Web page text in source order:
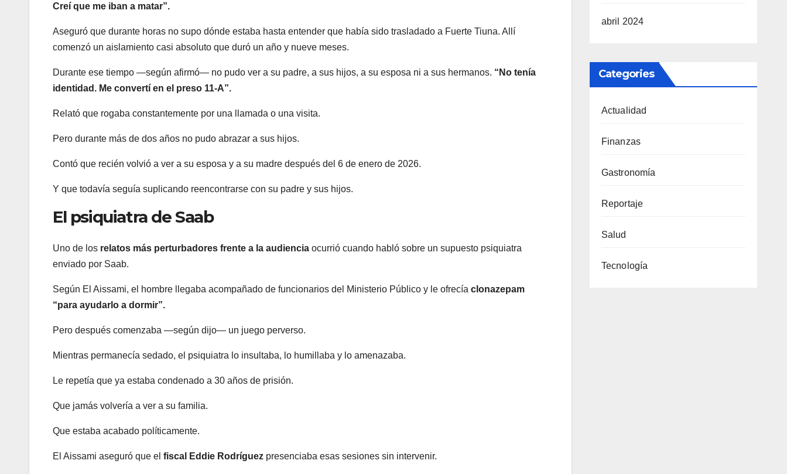
Creí que me iban a matar”.
Aseguró que durante horas no supo dónde estaba hasta entender que había sido trasladado a Fuerte Tiuna. Allí
comenzó un aislamiento casi absoluto que duró un año y nueve meses.
Durante ese tiempo —según afirmó— no pudo ver a su padre, a sus hijos, a su esposa ni a sus hermanos. “No tenía
identidad. Me convertí en el preso 11-A”.
Relató que rogaba constantemente por una llamada o una visita.
Pero durante más de dos años no pudo abrazar a sus hijos.
Contó que recién volvió a ver a su esposa y a su madre después del 6 de enero de 2026.
Y que todavía seguía suplicando reencontrarse con su padre y sus hijos.
El psiquiatra de Saab
Uno de los relatos más perturbadores frente a la audiencia ocurrió cuando habló sobre un supuesto psiquiatra
enviado por Saab.
Según El Aissami, el hombre llegaba acompañado de funcionarios del Ministerio Público y le ofrecía clonazepam
“para ayudarlo a dormir”.
Pero después comenzaba —según dijo— un juego perverso.
Mientras permanecía sedado, el psiquiatra lo insultaba, lo humillaba y lo amenazaba.
Le repetía que ya estaba condenado a 30 años de prisión.
Que jamás volvería a ver a su familia.
Que estaba acabado políticamente.
El Aissami aseguró que el fiscal Eddie Rodríguez presenciaba esas sesiones sin intervenir.
abril 2024
Categories
Actualidad
Finanzas
Gastronomía
Reportaje
Salud
Tecnología